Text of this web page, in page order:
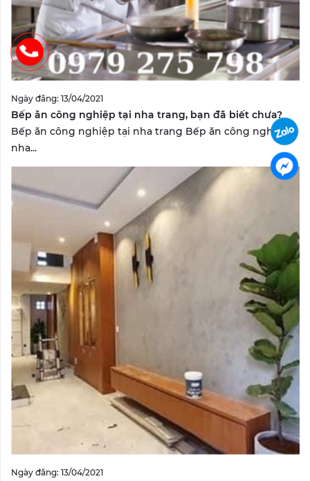
Ngày đăng: 13/04/2021
Bếp ăn công nghiệp tại nha trang, bạn đã biết chưa?
Bếp ăn công nghiệp tại nha trang Bếp ăn công nghiệp
nha...
Ngày đăng: 13/04/2021